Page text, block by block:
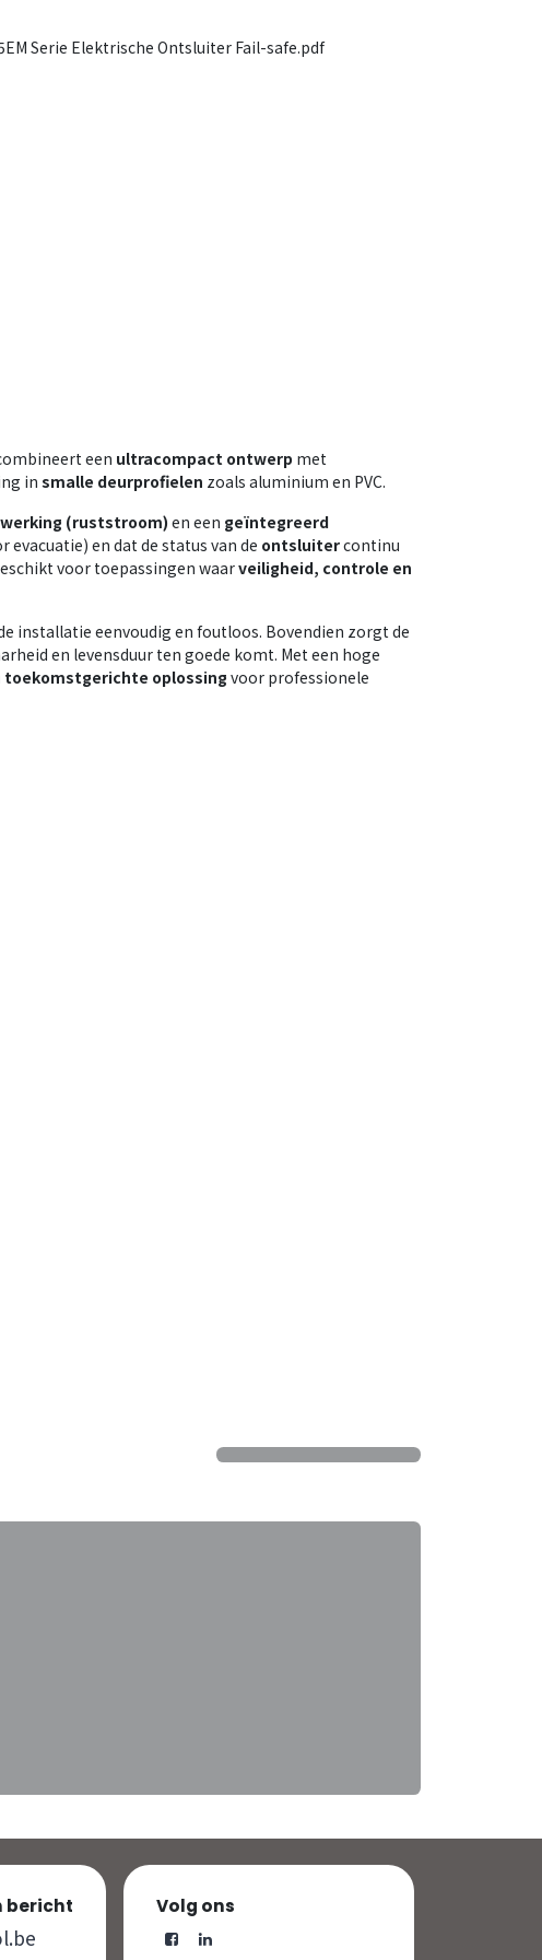
Serie Elektrische Ontsluiter Fail-safe.pdf
een ultracompact ontwerp met
insmalle deurprofielen zoals aluminium en PVC.
(ruststroom)en een geïntegreerd
evacuatie) en dat de status van de ontsluitercontinu
voor toepassingen waarveiligheid, controle en
installatie eenvoudig en foutloos. Bovendien zorgt de
en levensduur ten goede komt. Met een hoge
oplossingvoor professionele
bericht Volg ons